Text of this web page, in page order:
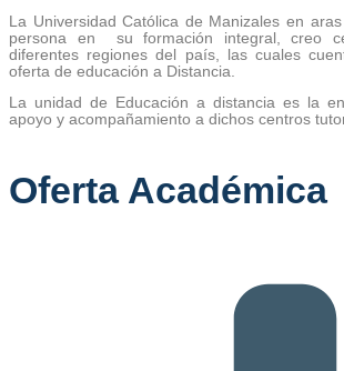
La Universidad Católica de Manizales en
persona en su formación integral, creo
diferentes regiones del país, las cuales
oferta de educación a Distancia.
La unidad de Educación a distancia es la
apoyo y acompañamiento a dichos centros
Oferta Académica